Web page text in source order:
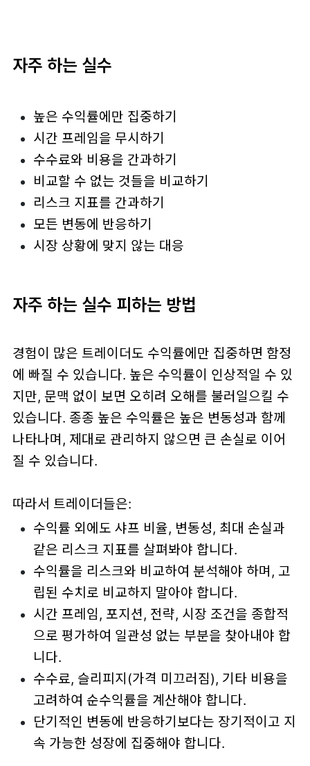
자주 하는 실수
높은 수익률에만 집중하기
시간 프레임을 무시하기
수수료와 비용을 간과하기
비교할 수 없는 것들을 비교하기
리스크 지표를 간과하기
모든 변동에 반응하기
시장 상황에 맞지 않는 대응
자주 하는 실수 피하는 방법
경험이 많은 트레이더도 수익률에만 집중하면 함정
에 빠질 수 있습니다. 높은 수익률이 인상적일 수 있
지만, 문맥 없이 보면 오히려 오해를 불러일으킬 수
있습니다. 종종 높은 수익률은 높은 변동성과 함께
나타나며, 제대로 관리하지 않으면 큰 손실로 이어
질 수 있습니다.
따라서 트레이더들은:
수익률 외에도 샤프 비율, 변동성, 최대 손실과
같은 리스크 지표를 살펴봐야 합니다.
수익률을 리스크와 비교하여 분석해야 하며, 고
립된 수치로 비교하지 말아야 합니다.
시간 프레임, 포지션, 전략, 시장 조건을 종합적
으로 평가하여 일관성 없는 부분을 찾아내야 합
니다.
수수료, 슬리피지(가격 미끄러짐), 기타 비용을
고려하여 순수익률을 계산해야 합니다.
단기적인 변동에 반응하기보다는 장기적이고 지
속 가능한 성장에 집중해야 합니다.